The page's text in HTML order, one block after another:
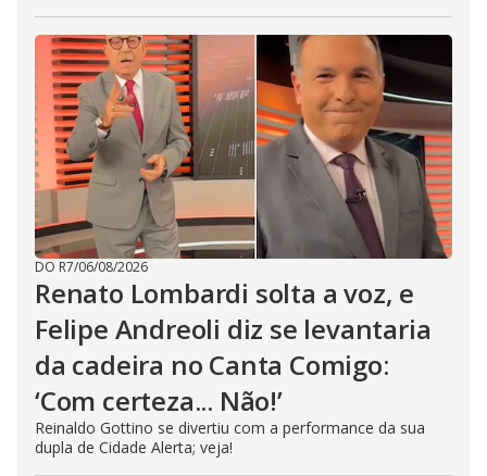
DO R7/06/08/2026
Renato Lombardi solta a voz, e
Felipe Andreoli diz se levantaria
da cadeira no Canta Comigo:
‘Com certeza... Não!’
Reinaldo Gottino se divertiu com a performance da sua
dupla de Cidade Alerta; veja!